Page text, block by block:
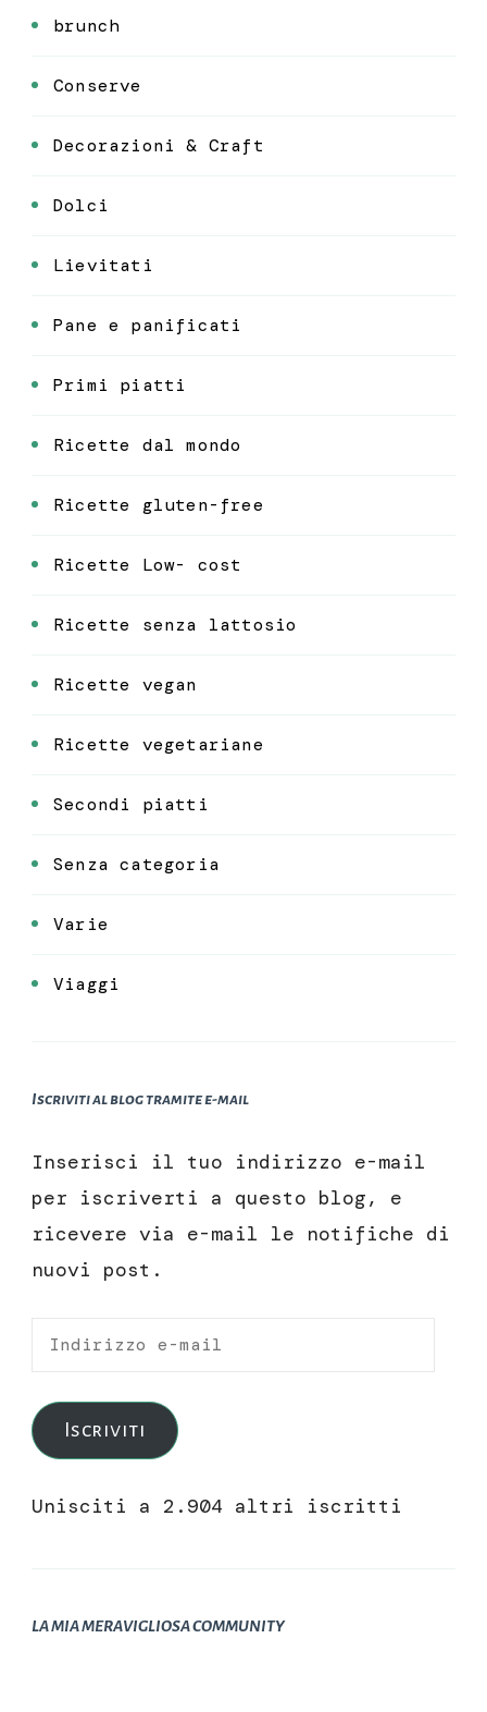
brunch
Conserve
Decorazioni & Craft
Dolci
Lievitati
Pane e panificati
Primi piatti
Ricette dal mondo
Ricette gluten-free
Ricette Low- cost
Ricette senza lattosio
Ricette vegan
Ricette vegetariane
Secondi piatti
Senza categoria
Varie
Viaggi
Iscriviti al blog tramite e-mail
Inserisci il tuo indirizzo e-mail
per iscriverti a questo blog, e
ricevere via e-mail le notifiche di
nuovi post.
Indirizzo
mail
Iscriviti
Unisciti a 2.904 altri iscritti
LA MIA MERAVIGLIOSA COMMUNITY